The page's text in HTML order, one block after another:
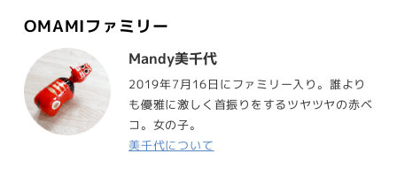
OMAMIファミリー
Mandy美千代
2019年7月16日にファミリー入り。誰より
も優雅に激しく首振りをするツヤツヤの赤ベ
コ。女の子。
美千代について